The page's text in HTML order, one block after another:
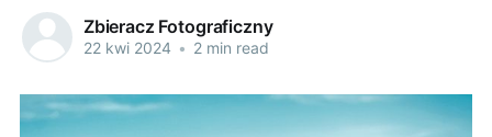
Zbieracz Fotograficzny
22 kwi 2024 • 2 min read